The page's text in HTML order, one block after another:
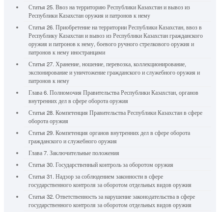
Статья 25. Ввоз на территорию Республики Казахстан и вывоз из
Республики Казахстан оружия и патронов к нему
Статья 26. Приобретение на территории Республики Казахстан, ввоз в
Республику Казахстан и вывоз из Республики Казахстан гражданского
оружия и патронов к нему, боевого ручного стрелкового оружия и
патронов к нему иностранцами
Статья 27. Хранение, ношение, перевозка, коллекционирование,
экспонирование и уничтожение гражданского и служебного оружия и
патронов к нему
Глава 6. Полномочия Правительства Республики Казахстан, органов
внутренних дел в сфере оборота оружия
Статья 28. Компетенция Правительства Республики Казахстан в сфере
оборота оружия
Статья 29. Компетенция органов внутренних дел в сфере оборота
гражданского и служебного оружия
Глава 7. Заключительные положения
Статья 30. Государственный контроль за оборотом оружия
Статья 31. Надзор за соблюдением законности в сфере
государственного контроля за оборотом отдельных видов оружия
Статья 32. Ответственность за нарушение законодательства в сфере
государственного контроля за оборотом отдельных видов оружия